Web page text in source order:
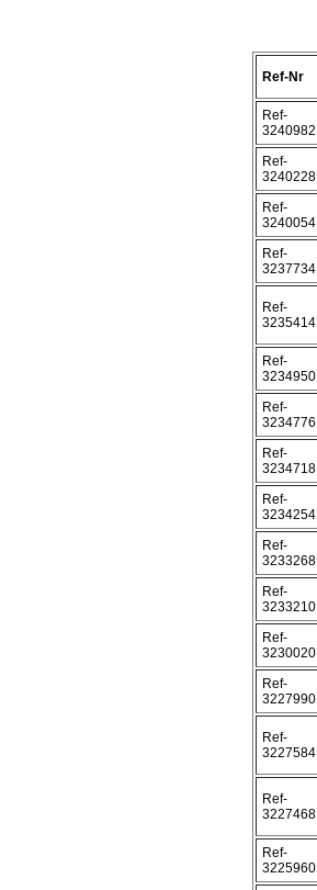
Ref-Nr
Ref-
3240982
Ref-
3240228
Ref-
3240054
Ref-
3237734
Ref-
3235414
Ref-
3234950
Ref-
3234776
Ref-
3234718
Ref-
3234254
Ref-
3233268
Ref-
3233210
Ref-
3230020
Ref-
3227990
Ref-
3227584
Ref-
3227468
Ref-
3225960